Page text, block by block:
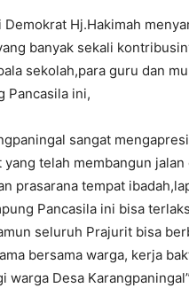
Hj.Hakimah
banyak sekali
sekolah,para guru dan
Pancasila ini,
sangat
telah membangun
prasarana tempat
Pancasila ini bisa
seluruh Prajurit bisa
bersama warga, kerja
warga Desa